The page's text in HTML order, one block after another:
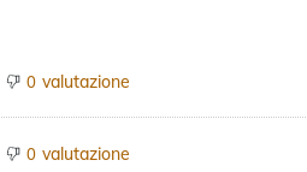
0 valutazione
0 valutazione